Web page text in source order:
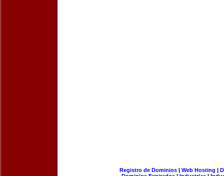
Registro de Dominios| Web Hosting |